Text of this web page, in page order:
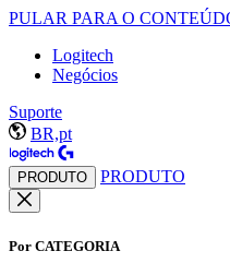
PULAR PARA O
Logitech
Negócios
Suporte
BR,pt
PRODUTO PRODUTO
Por CATEGORIA